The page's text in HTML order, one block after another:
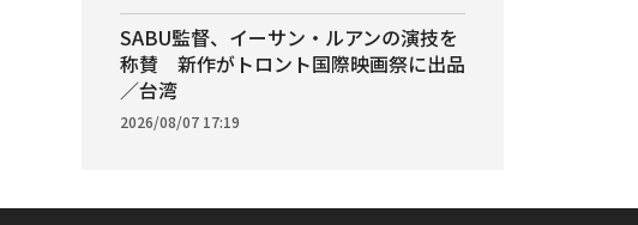
SABU監督、イーサン・ルアンの演技を
称賛 新作がトロント国際映画祭に出品
／台湾
2026/08/07 17:19